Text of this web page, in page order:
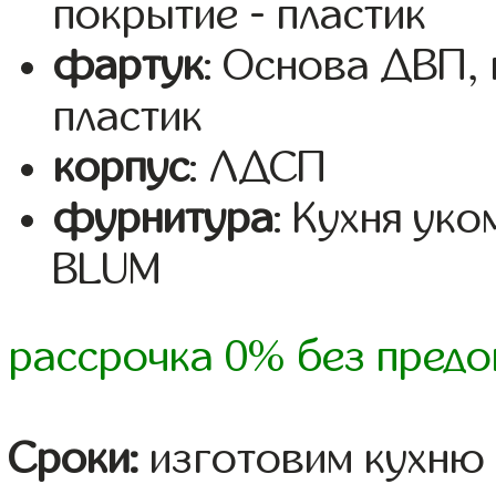
покрытие - пластик
фартук: Основа ДВП,
пластик
корпус: ЛДСП
фурнитура: Кухня
BLUM
рассрочка 0% без
Сроки: изготовим